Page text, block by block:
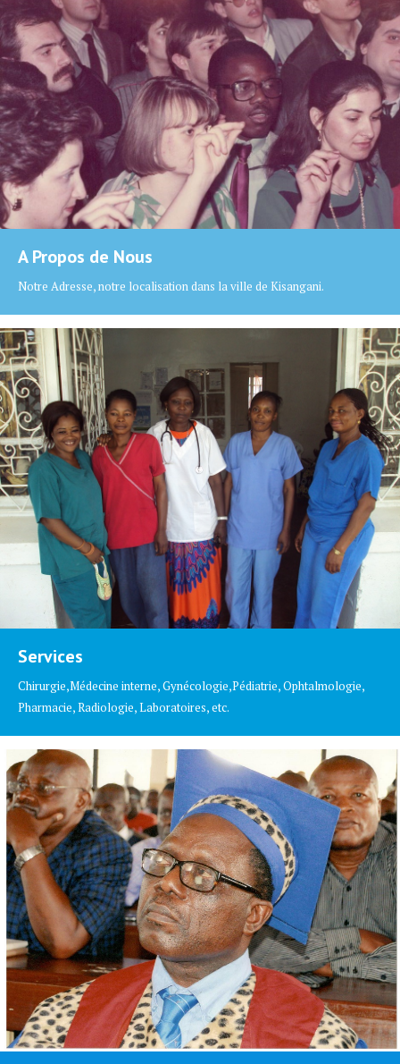
A Propos de Nous
Notre Adresse, notre localisation dans la ville de Kisangani.
Services
Chirurgie,Médecine interne, Gynécologie,Pédiatrie, Ophtalmologie,
Pharmacie, Radiologie, Laboratoires, etc.